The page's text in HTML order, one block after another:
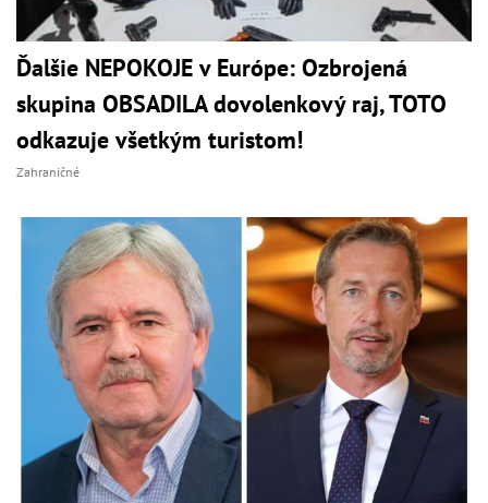
Ďalšie NEPOKOJE v Európe: Ozbrojená
skupina OBSADILA dovolenkový raj, TOTO
odkazuje všetkým turistom!
Zahraničné